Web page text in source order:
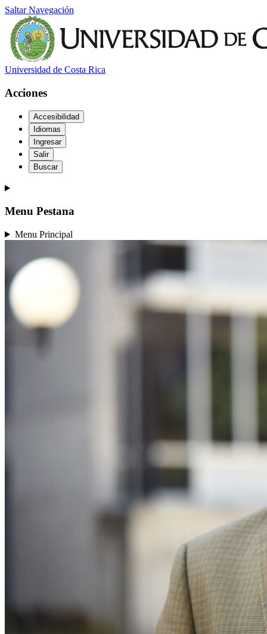
Saltar Navegación
Universidad de Costa Rica
Acciones
Accesibilidad
Idiomas
Ingresar
Salir
Buscar
Menu Pestana
Menu Principal